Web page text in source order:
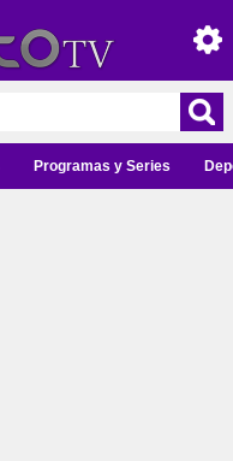
Programas y Series